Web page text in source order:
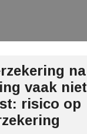
na
vaak niet
risico op